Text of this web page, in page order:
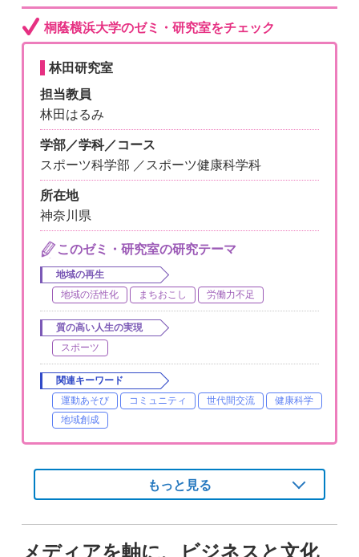
桐蔭横浜大学のゼミ・研究室をチェック
林田研究室
担当教員
林田はるみ
学部／学科／コース
スポーツ科学部 ／スポーツ健康科学科
所在地
神奈川県
このゼミ・研究室の研究テーマ
地域の再生
地域の活性化
まちおこし 労働力不足
質の高い人生の実現
スポーツ
関連キーワード
運動あそび
コミュニティ 世代間交流
健康科学
地域創成
もっと見る
メディアを軸に、ビジネスと文化